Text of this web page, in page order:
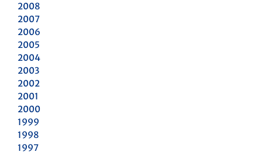
2008
2007
2006
2005
2004
2003
2002
2001
2000
1999
1998
1997